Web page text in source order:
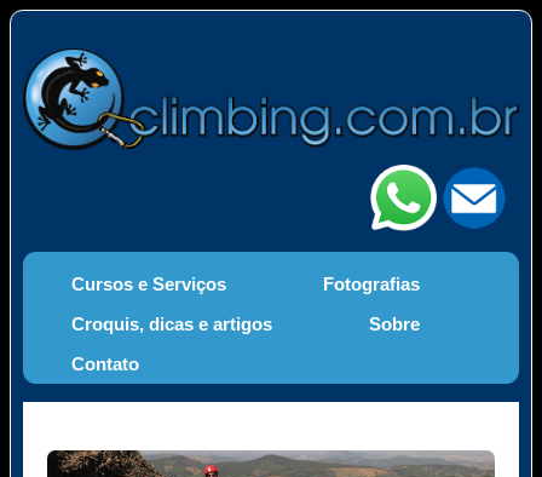
Cursos e Serviços
Fotografias
Croquis, dicas e artigos
Sobre
Contato